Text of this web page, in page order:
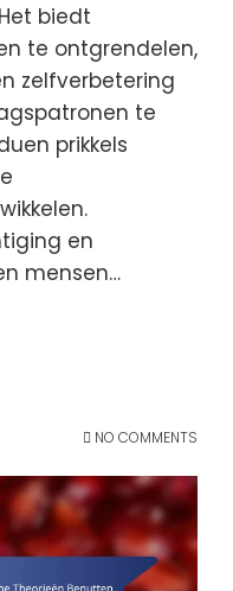
biedt
te ontgrendelen,
zelfverbetering
te
prikkels
en
mensen…
NO COMMENTS